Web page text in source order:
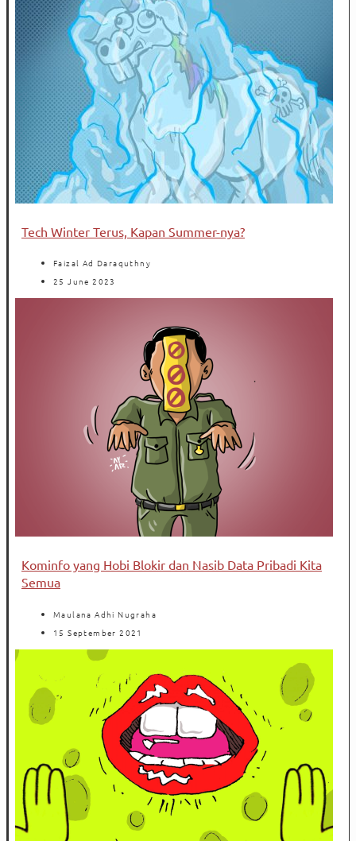
Tech Winter Terus, Kapan Summer-nya?
Faizal Ad Daraquthny
25 June 2023
Kominfo yang Hobi Blokir dan Nasib Data Pribadi Kita
Semua
Maulana Adhi Nugraha
15 September 2021